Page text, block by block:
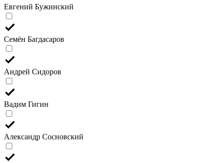
Евгений Бужинский
Семён Багдасаров
Андрей Сидоров
Вадим Гигин
Александр Сосновский